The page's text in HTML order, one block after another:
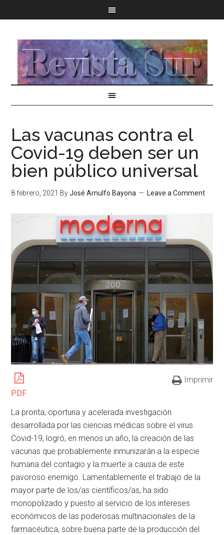
Las vacunas contra el
Covid-19 deben ser un
bien público universal
8 febrero, 2021 ByJosé Arnulfo Bayona Leave a Comment
PDF
Imprimir
La pronta, oportuna y acelerada investigación
desarrollada por las ciencias médicas sobre el virus
Covid-19, logró, en menos un año, la creación de las
vacunas que probablemente inmunizarán a la especie
humana del contagio y la muerte a causa de este
pavoroso enemigo. Lamentablemente el trabajo de la
mayor parte de los/as científicos/as, ha sido
monopolizado y puesto al servicio de los intereses
económicos de las poderosas multinacionales de la
farmacéutica, sobre buena parte de la producción del